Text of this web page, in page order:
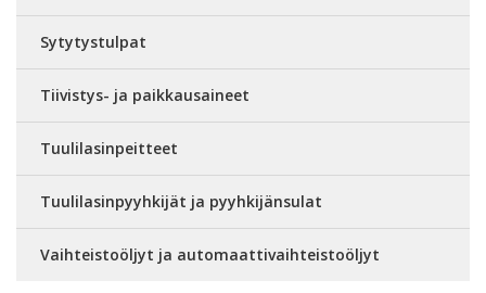
Sytytystulpat
Tiivistys- ja paikkausaineet
Tuulilasinpeitteet
Tuulilasinpyyhkijät ja pyyhkijänsulat
Vaihteistoöljyt ja automaattivaihteistoöljyt